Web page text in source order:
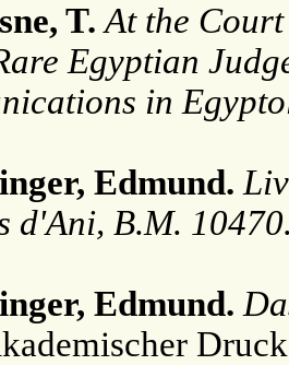
T. At the
Egyptian
in
Edmund.
d'Ani, B.M.
Edmund.